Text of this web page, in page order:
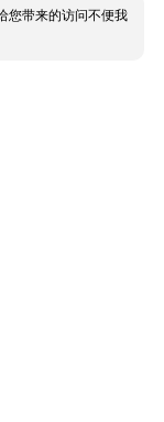
您带来的访问不便我